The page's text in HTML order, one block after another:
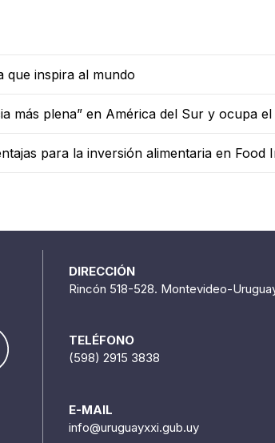
que inspira al mundo
más plena” en América del Sur y ocupa
para la inversión alimentaria en Food
DIRECCIÓN
Rincón 518-528. Montevideo-
TELÉFONO
(598) 2915 3838
E-MAIL
info@uruguayxxi.gub.uy